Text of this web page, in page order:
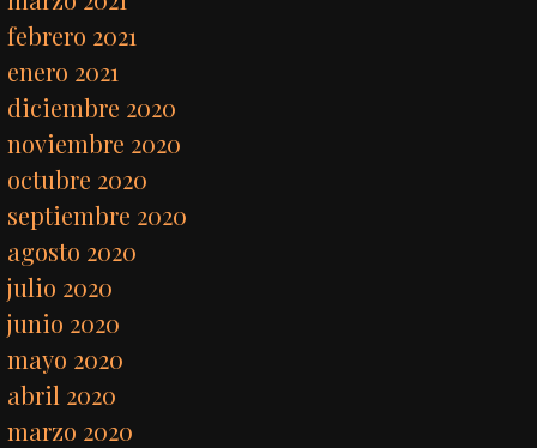
febrero 2021
enero 2021
diciembre 2020
noviembre 2020
octubre 2020
septiembre 2020
agosto 2020
julio 2020
junio 2020
mayo 2020
abril 2020
marzo 2020